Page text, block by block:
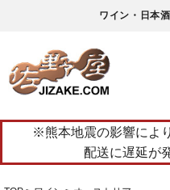
ワイン・日本
※熊本地震の影響によ
配送に遅延が